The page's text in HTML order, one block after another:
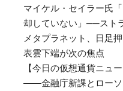
マイケル・セイラー氏
却していない」──スト
メタプラネット、日足
表雲下端が次の焦点
【今日の仮想通貨ニュ
――金融庁新課とローソ